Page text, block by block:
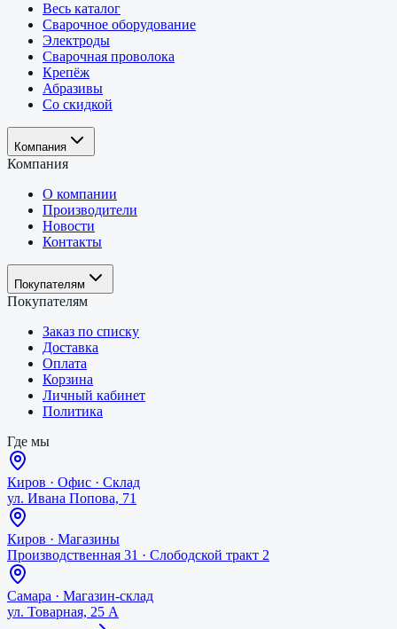
Весь каталог
Сварочное оборудование
Электроды
Сварочная проволока
Крепёж
Абразивы
Со скидкой
Компания
Компания
О компании
Производители
Новости
Контакты
Покупателям
Покупателям
Заказ по списку
Доставка
Оплата
Корзина
Личный кабинет
Политика
Где мы
Киров · Офис · Склад
ул. Ивана Попова, 71
Киров · Магазины
Производственная 31 · Слободской тракт 2
Самара · Магазин-склад
ул. Товарная, 25 А